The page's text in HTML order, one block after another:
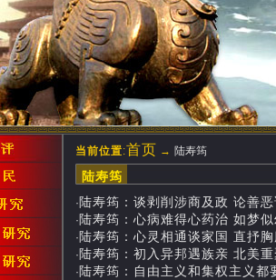
当前位置:首页 → 陆寿筠
陆寿筠
· 陆寿筠：谈剥削涉商及政 论善
· 陆寿筠：心病难得心药治 如梦
· 陆寿筠：心灵相通谈家国 直抒
· 陆寿筠：初入异邦遇族亲 北美
· 陆寿筠：自由主义和集权主义